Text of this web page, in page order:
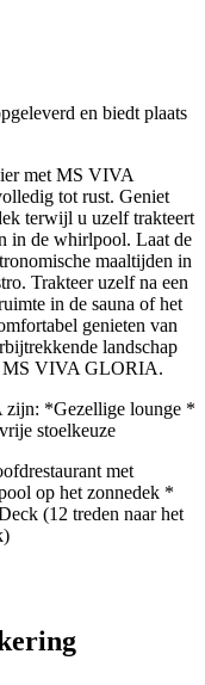
en biedt plaats
met MS VIVA
tot rust. Geniet
terwijl u uzelf trakteert
in de whirlpool. Laat de
maaltijden in
Trakteer uzelf na een
in de sauna of het
genieten van
landschap
MS VIVA GLORIA.
*Gezellige lounge *
stoelkeuze
met
op het zonnedek *
(12 treden naar het